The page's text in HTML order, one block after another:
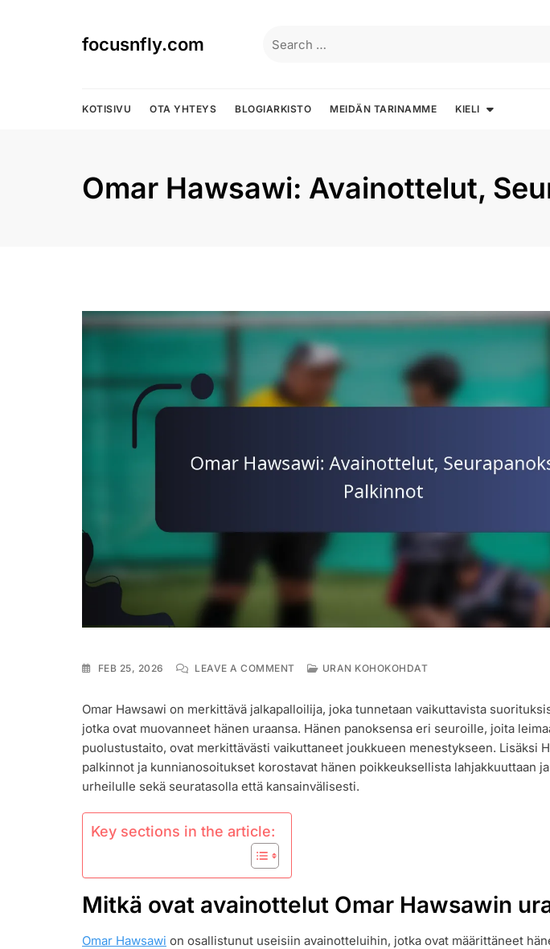
focusnfly.com
for:
KOTISIVU OTA YHTEYS BLOGIARKISTO MEIDÄN TARINAMME KIELI
Omar Hawsawi: Avainottelut,
FEB 25, 2026 LEAVE A COMMENTON
AVAINOTTELUT,
SEURAPANOKSET,
PALKINNOT
URAN KOHOKOHDAT
Omar Hawsawi on merkittävä jalkapalloilija, joka tunnetaan vaikuttavista
jotka ovat muovanneet hänen uraansa. Hänen panoksensa eri seuroille, joita
puolustustaito, ovat merkittävästi vaikuttaneet joukkueen menestykseen. Lisäksi
palkinnot ja kunnianosoitukset korostavat hänen poikkeuksellista lahjakkuuttaan
urheilulle sekä seuratasolla että kansainvälisesti.
Key sections in the article:
Mitkä ovat avainottelut Omar Hawsawin
Omar Hawsawi on osallistunut useisiin avainotteluihin, jotka ovat määrittäneet